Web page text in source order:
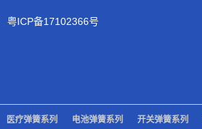
粤ICP备17102366号
医疗弹簧系列 电池弹簧系列 开关弹簧系列